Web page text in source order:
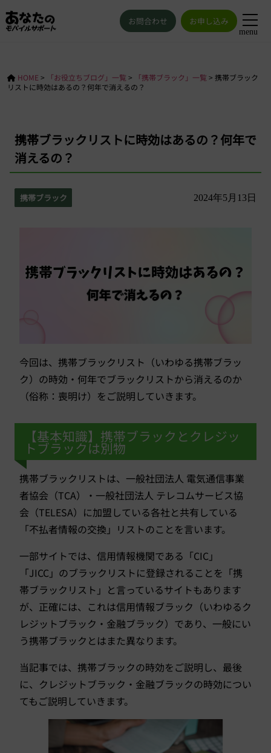
menu
お問合わせ お申し込み
HOME > 「お役立ちブログ」一覧 > 「携帯ブラック」一覧 > 携帯ブラック
リストに時効はあるの？何年で消えるの？
携帯ブラックリストに時効はあるの？何年で
消えるの？
携帯ブラック 2024年5月13日
今回は、携帯ブラックリスト（いわゆる携帯ブラッ
ク）の時効・何年でブラックリストから消えるのか
（俗称：喪明け）をご説明していきます。
【基本知識】携帯ブラックとクレジッ
トブラックは別物
携帯ブラックリストは、一般社団法人 電気通信事業
者協会（TCA）・一般社団法人 テレコムサービス協
会（TELESA）に加盟している各社と共有している
「不払者情報の交換」リストのことを言います。
一部サイトでは、信用情報機関である「CIC」
「JICC」のブラックリストに登録されることを「携
帯ブラックリスト」と言っているサイトもあります
が、正確には、これは信用情報ブラック（いわゆるク
レジットブラック・金融ブラック）であり、一般にい
う携帯ブラックとはまた異なります。
当記事では、携帯ブラックの時効をご説明し、最後
に、クレジットブラック・金融ブラックの時効につい
てもご説明していきます。